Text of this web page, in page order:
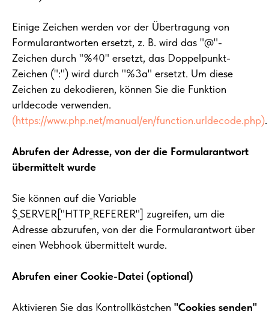
Einige Zeichen werden vor der Übertragung von
Formularantworten ersetzt, z. B. wird das "@"-
Zeichen durch "%40" ersetzt, das Doppelpunkt-
Zeichen (":") wird durch "%3a" ersetzt. Um diese
Zeichen zu dekodieren, können Sie die Funktion
urldecode verwenden.
(https://www.php.net/manual/en/function.urldecode.php).
Abrufen der Adresse, von der die Formularantwort
übermittelt wurde
Sie können auf die Variable
$_SERVER["HTTP_REFERER"] zugreifen, um die
Adresse abzurufen, von der die Formularantwort über
einen Webhook übermittelt wurde.
Abrufen einer Cookie-Datei (optional)
Aktivieren Sie das Kontrollkästchen "Cookies senden"